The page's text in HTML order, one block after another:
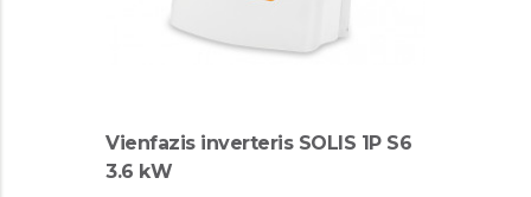
Vienfazis inverteris SOLIS 1P S6
3.6 kW